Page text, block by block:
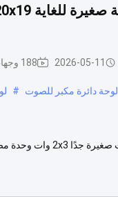
2026-05-11 188 وجهات النظر
لوحة دائرة مكبر للصوت #